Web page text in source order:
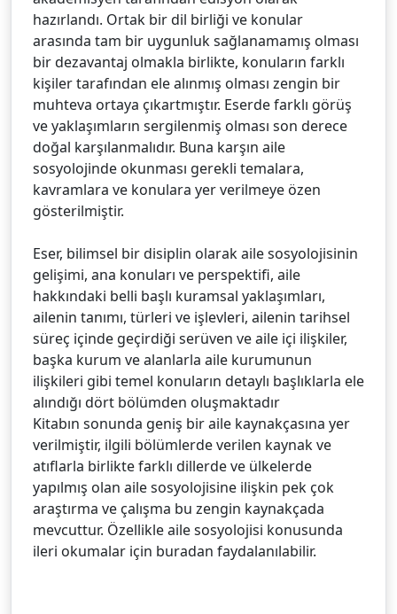
hazırlandı. Ortak bir dil birliği ve konular
arasında tam bir uygunluk sağlanamamış olması
bir dezavantaj olmakla birlikte, konuların farklı
kişiler tarafından ele alınmış olması zengin bir
muhteva ortaya çıkartmıştır. Eserde farklı görüş
ve yaklaşımların sergilenmiş olması son derece
doğal karşılanmalıdır. Buna karşın aile
sosyolojinde okunması gerekli temalara,
kavramlara ve konulara yer verilmeye özen
gösterilmiştir.
Eser, bilimsel bir disiplin olarak aile sosyolojisinin
gelişimi, ana konuları ve perspektifi, aile
hakkındaki belli başlı kuramsal yaklaşımları,
ailenin tanımı, türleri ve işlevleri, ailenin tarihsel
süreç içinde geçirdiği serüven ve aile içi ilişkiler,
başka kurum ve alanlarla aile kurumunun
ilişkileri gibi temel konuların detaylı başlıklarla ele
alındığı dört bölümden oluşmaktadır
Kitabın sonunda geniş bir aile kaynakçasına yer
verilmiştir, ilgili bölümlerde verilen kaynak ve
atıflarla birlikte farklı dillerde ve ülkelerde
yapılmış olan aile sosyolojisine ilişkin pek çok
araştırma ve çalışma bu zengin kaynakçada
mevcuttur. Özellikle aile sosyolojisi konusunda
ileri okumalar için buradan faydalanılabilir.